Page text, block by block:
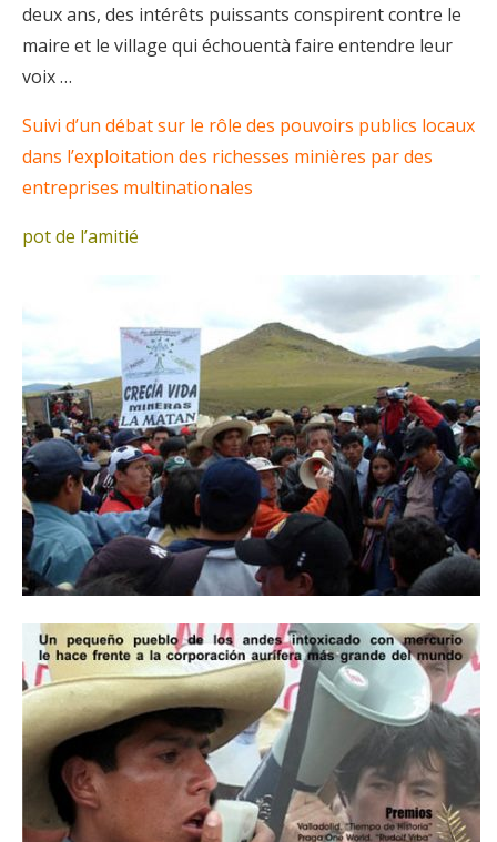
deux ans, des intérêts puissants conspirent contre le
maire et le village qui échouentà faire entendre leur
voix …
Suivi d’un débat sur le rôle des pouvoirs publics locaux
dans l’exploitation des richesses minières par des
entreprises multinationales
pot de l’amitié